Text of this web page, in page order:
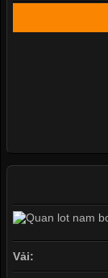
Vải: